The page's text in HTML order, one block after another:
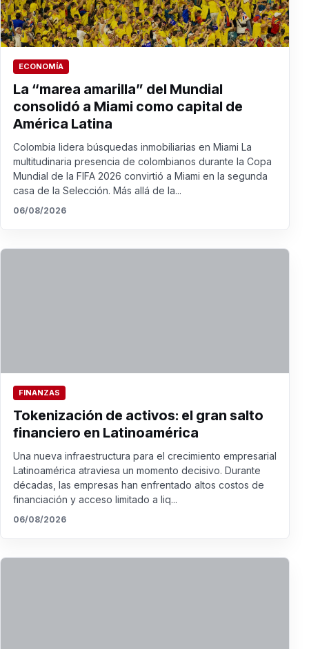
ECONOMÍA
La “marea amarilla” del Mundial
consolidó a Miami como capital de
América Latina
Colombia lidera búsquedas inmobiliarias en Miami La
multitudinaria presencia de colombianos durante la Copa
Mundial de la FIFA 2026 convirtió a Miami en la segunda
casa de la Selección. Más allá de la...
06/08/2026
FINANZAS
Tokenización de activos: el gran salto
financiero en Latinoamérica
Una nueva infraestructura para el crecimiento empresarial
Latinoamérica atraviesa un momento decisivo. Durante
décadas, las empresas han enfrentado altos costos de
financiación y acceso limitado a liq...
06/08/2026